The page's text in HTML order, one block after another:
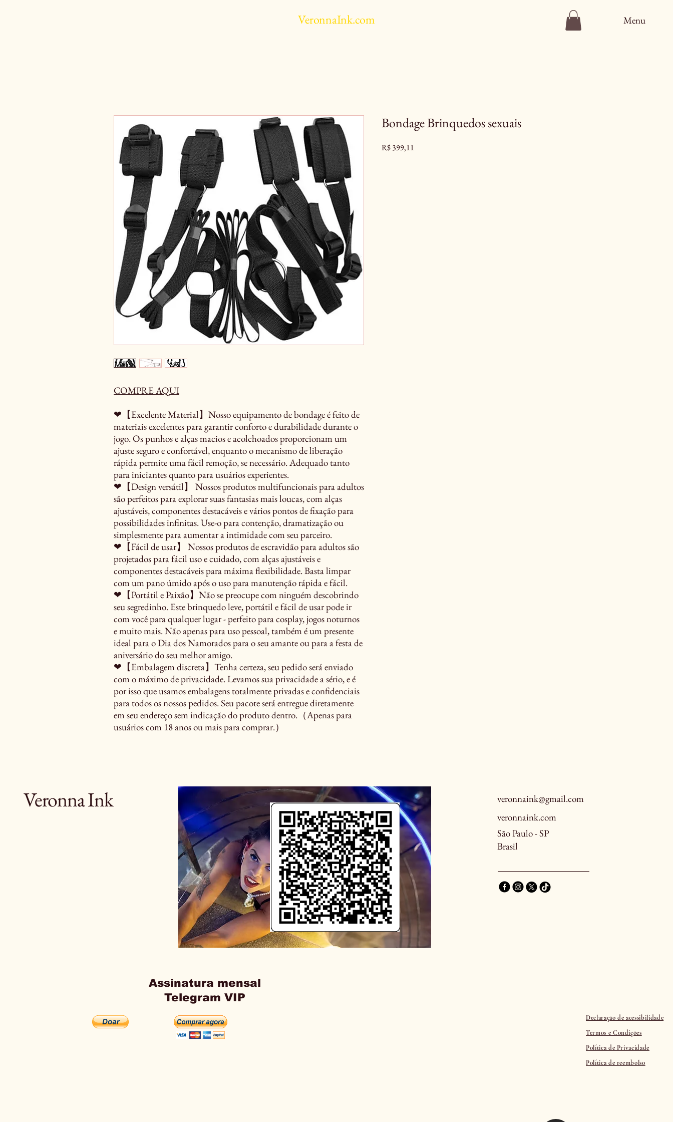
VeronnaInk.com Menu
COMPRE AQUI
❤【Excelente Material】Nosso equipamento de bondage é feito de
materiais excelentes para garantir conforto e durabilidade durante o
jogo. Os punhos e alças macios e acolchoados proporcionam um
ajuste seguro e confortável, enquanto o mecanismo de liberação
rápida permite uma fácil remoção, se necessário. Adequado tanto
para iniciantes quanto para usuários experientes.
❤【Design versátil】 Nossos produtos multifuncionais para adultos
são perfeitos para explorar suas fantasias mais loucas, com alças
ajustáveis, componentes destacáveis e vários pontos de fixação para
possibilidades infinitas. Use-o para contenção, dramatização ou
simplesmente para aumentar a intimidade com seu parceiro.
❤【Fácil de usar】 Nossos produtos de escravidão para adultos são
projetados para fácil uso e cuidado, com alças ajustáveis e
componentes destacáveis para máxima flexibilidade. Basta limpar
com um pano úmido após o uso para manutenção rápida e fácil.
❤【Portátil e Paixão】Não se preocupe com ninguém descobrindo
seu segredinho. Este brinquedo leve, portátil e fácil de usar pode ir
com você para qualquer lugar - perfeito para cosplay, jogos noturnos
e muito mais. Não apenas para uso pessoal, também é um presente
ideal para o Dia dos Namorados para o seu amante ou para a festa de
aniversário do seu melhor amigo.
❤【Embalagem discreta】Tenha certeza, seu pedido será enviado
com o máximo de privacidade. Levamos sua privacidade a sério, e é
por isso que usamos embalagens totalmente privadas e confidenciais
para todos os nossos pedidos. Seu pacote será entregue diretamente
em seu endereço sem indicação do produto dentro.（Apenas para
usuários com 18 anos ou mais para comprar.）
Bondage Brinquedos sexuais
R$ 399,11
Veronna Ink
veronnaink@gmail.com
veronnaink.com
São Paulo - SP
Brasil
Assinatura mensal
Telegram VIP
Declaração de acessibilidade
Termos e Condições
Política de Privacidade
Política de reembolso